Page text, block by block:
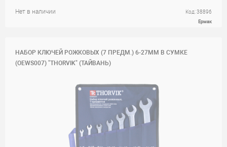
Нет в наличии Код: 38896
Ермак
НАБОР КЛЮЧЕЙ РОЖКОВЫХ (7 ПРЕДМ.) 6-27ММ В СУМКЕ
(OEWS007) "THORVIK" (ТАЙВАНЬ)